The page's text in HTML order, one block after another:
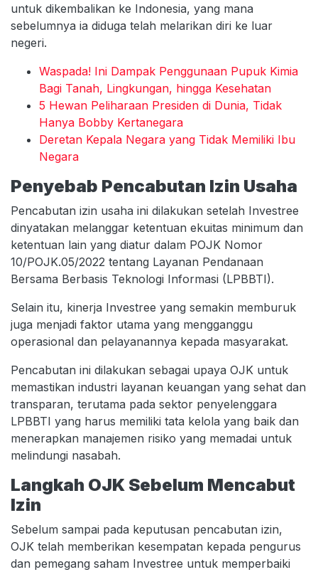
untuk dikembalikan ke Indonesia, yang mana
sebelumnya ia diduga telah melarikan diri ke luar
negeri.
Waspada! Ini Dampak Penggunaan Pupuk Kimia
Bagi Tanah, Lingkungan, hingga Kesehatan
5 Hewan Peliharaan Presiden di Dunia, Tidak
Hanya Bobby Kertanegara
Deretan Kepala Negara yang Tidak Memiliki Ibu
Negara
Penyebab Pencabutan Izin Usaha
Pencabutan izin usaha ini dilakukan setelah Investree
dinyatakan melanggar ketentuan ekuitas minimum dan
ketentuan lain yang diatur dalam POJK Nomor
10/POJK.05/2022 tentang Layanan Pendanaan
Bersama Berbasis Teknologi Informasi (LPBBTI).
Selain itu, kinerja Investree yang semakin memburuk
juga menjadi faktor utama yang mengganggu
operasional dan pelayanannya kepada masyarakat.
Pencabutan ini dilakukan sebagai upaya OJK untuk
memastikan industri layanan keuangan yang sehat dan
transparan, terutama pada sektor penyelenggara
LPBBTI yang harus memiliki tata kelola yang baik dan
menerapkan manajemen risiko yang memadai untuk
melindungi nasabah.
Langkah OJK Sebelum Mencabut
Izin
Sebelum sampai pada keputusan pencabutan izin,
OJK telah memberikan kesempatan kepada pengurus
dan pemegang saham Investree untuk memperbaiki